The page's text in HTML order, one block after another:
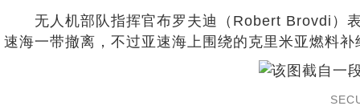
无人机部队指挥官布罗夫迪（Robert Brovdi）表
速海一带撤离，不过亚速海上围绕的克里米亚燃料